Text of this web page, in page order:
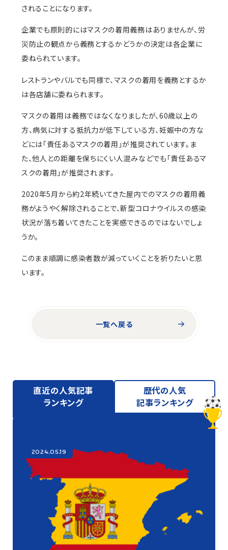
されることになります。
企業でも原則的にはマスクの着用義務はありませんが、労
災防止の観点から義務とするかどうかの決定は各企業に
委ねられています。
レストランやバルでも同様で、マスクの着用を義務とするか
は各店舗に委ねられます。
マスクの着用は義務ではなくなりましたが、60歳以上の
方、病気に対する抵抗力が低下している方、妊娠中の方な
どには「責任あるマスクの着用」が推奨されています。ま
た、他人との距離を保ちにくい人混みなどでも「責任あるマ
スクの着用」が推奨されます。
2020年5月から約2年続いてきた屋内でのマスクの着用義
務がようやく解除されることで、新型コロナウイルスの感染
状況が落ち着いてきたことを実感できるのではないでしょ
うか。
このまま順調に感染者数が減っていくことを祈りたいと思
います。
一覧へ戻る
直近の人気記事
ランキング
歴代の人気
記事ランキング
2024.05.19